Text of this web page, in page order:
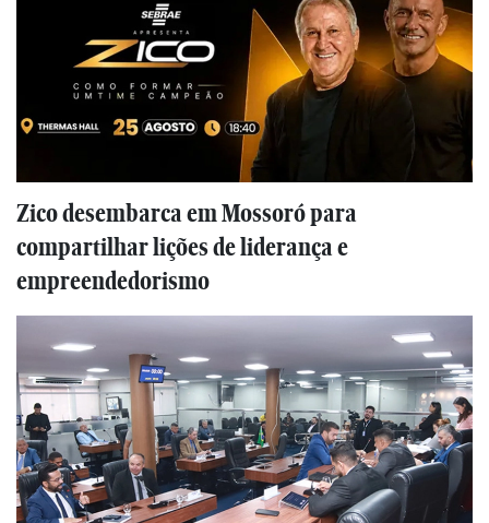
Zico desembarca em Mossoró para
compartilhar lições de liderança e
empreendedorismo